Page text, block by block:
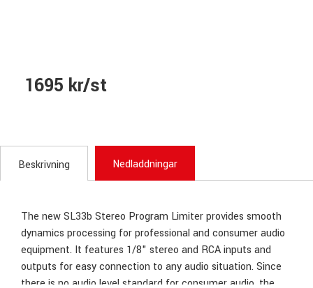
1695 kr/st
Beskrivning Nedladdningar
The new SL33b Stereo Program Limiter provides smooth
dynamics processing for professional and consumer audio
equipment. It features 1/8" stereo and RCA inputs and
outputs for easy connection to any audio situation. Since
there is no audio level standard for consumer audio, the